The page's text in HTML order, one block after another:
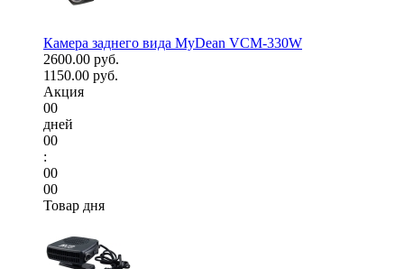
Камера заднего вида MyDean VCM-330W
2600.00 руб.
1150.00 руб.
Акция
00
дней
00
:
00
00
Товар дня